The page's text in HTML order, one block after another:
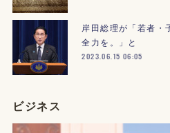
岸田総理が「若者・
全力を。」と
2023.06.15 06:05
ビジネス